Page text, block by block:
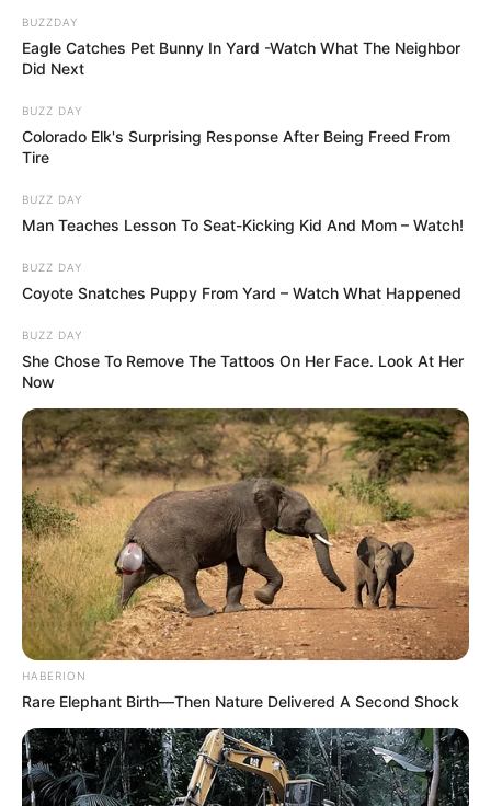
BUZZDAY
Eagle Catches Pet Bunny In Yard -Watch What The Neighbor
Did Next
BUZZ DAY
Colorado Elk's Surprising Response After Being Freed From
Tire
BUZZ DAY
Man Teaches Lesson To Seat-Kicking Kid And Mom – Watch!
BUZZ DAY
Coyote Snatches Puppy From Yard – Watch What Happened
BUZZ DAY
She Chose To Remove The Tattoos On Her Face. Look At Her
Now
HABERION
Rare Elephant Birth—Then Nature Delivered A Second Shock